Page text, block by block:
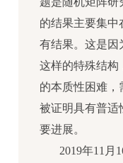
的结果主要集中
有结果。这是因
这样的特殊结构
的本质性困难，
被证明具有普适
要进展。
2019年11月